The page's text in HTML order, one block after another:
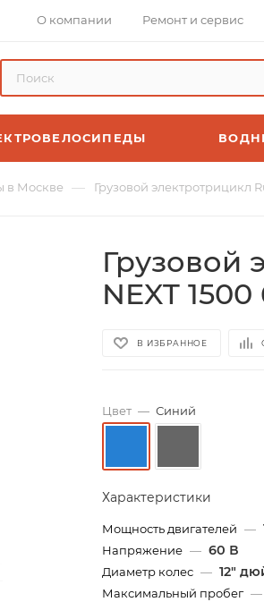
О компании Ремонт и сервис
в Москве — Грузовой электротрицикл
Грузовой
NEXT
В ИЗБРАННОЕ
Цвет — Синий
Характеристики
Мощность двигателей —
Напряжение — 60 В
Диаметр колес — 12"
Максимальный пробег —